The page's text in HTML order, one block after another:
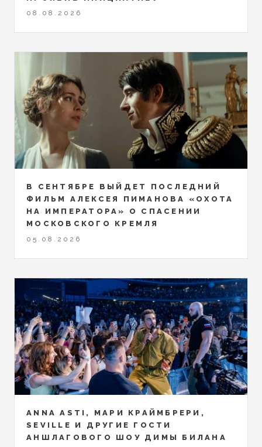
08.08.2026
В СЕНТЯБРЕ ВЫЙДЕТ ПОСЛЕДНИЙ
ФИЛЬМ АЛЕКСЕЯ ПИМАНОВА «ОХОТА
НА ИМПЕРАТОРА» О СПАСЕНИИ
МОСКОВСКОГО КРЕМЛЯ
05.08.2026
ANNA ASTI, МАРИ КРАЙМБРЕРИ,
SEVILLE И ДРУГИЕ ГОСТИ
АНШЛАГОВОГО ШОУ ДИМЫ БИЛАНА